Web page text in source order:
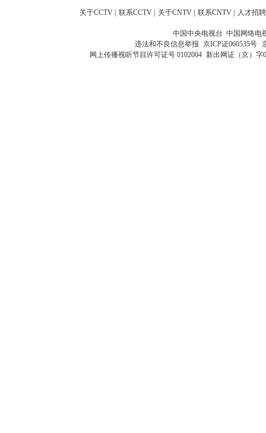
关于CCTV 联系CCTV 关于CNTV 联系CNTV 人才招聘
中国中央电视台 中国网络电
违法和不良信息举报 京ICP证060535号
网上传播视听节目许可证号 0102004 新出网证（京）